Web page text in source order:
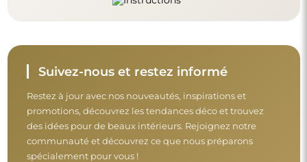
Suivez-nous et restez informé
Restez à jour avec nos nouveautés, inspirations et
promotions, découvrez les tendances déco et trouvez
des idées pour de beaux intérieurs. Rejoignez notre
communauté et découvrez ce que nous préparons
spécialement pour vous !